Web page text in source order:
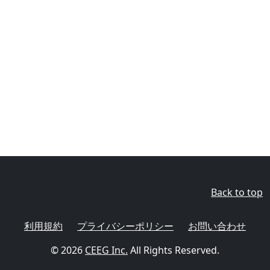
Back to top
利用規約 プライバシーポリシー
お問い合わせ
© 2026 CEEG Inc. All Rights Reserved.